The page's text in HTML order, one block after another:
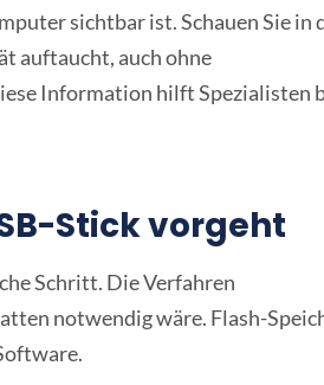
sichtbar ist. Schauen Sie in
auftaucht, auch ohne
Information hilft Spezialisten
Stick vorgeht
Schritt. Die Verfahren
notwendig wäre. Flash-